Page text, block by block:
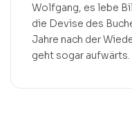
Wolfgang, es lebe
die Devise des
Jahre nach der
geht sogar aufwärts.